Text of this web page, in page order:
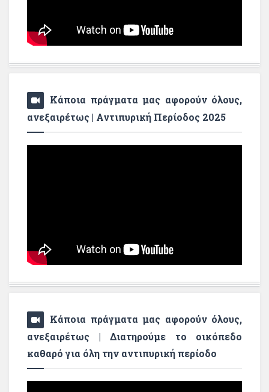
Κάποια πράγματα μας αφορούν όλους,
ανεξαιρέτως | Αντιπυρική Περίοδος 2025
Κάποια πράγματα μας αφορούν όλους,
ανεξαιρέτως | Διατηρούμε το οικόπεδο
καθαρό για όλη την αντιπυρική περίοδο